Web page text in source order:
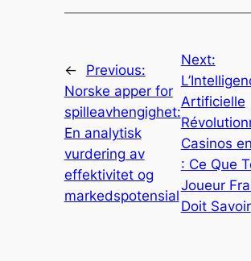
←
Previous:
Norske apper for
spilleavhengighet:
En analytisk
vurdering av
effektivitet og
markedspotensial
Next:
Artificielle
Casinos
: Ce Que
Joueur
Doit Savoir